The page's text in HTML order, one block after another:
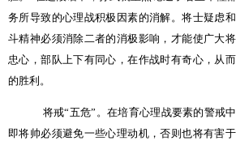
务所导致的心理战积极因素的消解。将士疑虑
斗精神必须消除二者的消极影响，才能使广大
忠心，部队上下有同心，在作战时有奇心，从
的胜利。
将戒“五危”。在培育心理战要素的警戒
即将帅必须避免一些心理动机，否则也将有害